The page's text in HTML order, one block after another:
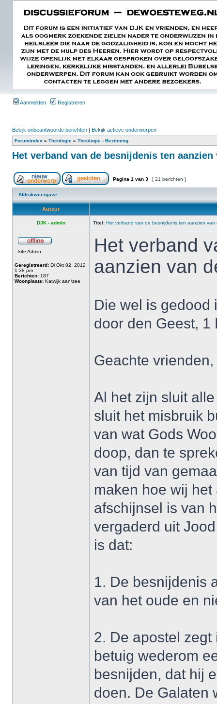
Aanmelden Registreren
Bekijk onbeantwoorde berichten | Bekijk actieve onderwerpen
Forumindex » Theologie » Theologie - Bezinning
Het verband van de besnijdenis ten aanzien
Pagina 1 van 3 [ 21 berichten ]
Afdrukweergave
Auteur
DJK - admin Titel: Het verband van de besnijdenis ten aanzien van
Site Admin
Geregistreerd: Di Okt 02, 2012
1:38 pm
Berichten: 187
Woonplaats: Katwijk aan/zee
Het verband
aanzien van
Die wel is gedood
door den Geest, 1
Geachte vrienden,
Al het zijn sluit
sluit het misbruik
van wat Gods
doop, dan te
van tijd van
maken hoe wij
afschijnsel is van
vergaderd uit
is dat:
1. De besnijdenis
van het oude en
2. De apostel
betuig wederom
besnijden, dat hij
doen. De Galaten